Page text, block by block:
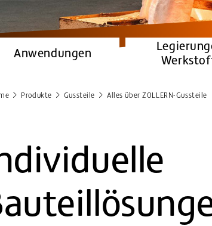
Anwendungen
Produkte Gussteile Alles über ZOLLERN-Gussteile